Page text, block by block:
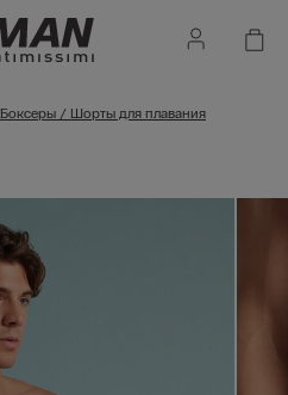
Боксеры / Шорты для плавания